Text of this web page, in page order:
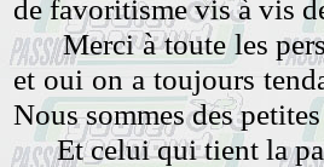
de favoritisme vis à vis
Merci à toute les
et oui on a toujours
Nous sommes des
Et celui qui tient la